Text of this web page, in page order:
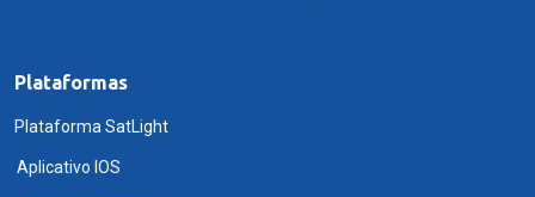
Plataformas
Plataforma SatLight
Aplicativo IOS